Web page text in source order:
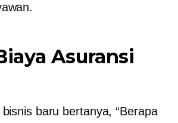
Asuransi
baru bertanya, “Berapa